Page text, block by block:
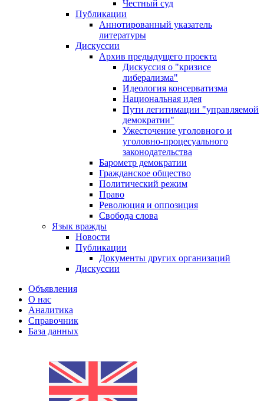
Честный суд
Публикации
Аннотированный указатель
литературы
Дискуссии
Архив предыдущего проекта
Дискуссия о "кризисе
либерализма"
Идеология консерватизма
Национальная идея
Пути легитимации "управляемой
демократии"
Ужесточение уголовного и
уголовно-процесуального
законодательства
Барометр демократии
Гражданское общество
Политический режим
Право
Революция и оппозиция
Свобода слова
Язык вражды
Новости
Публикации
Документы других организаций
Дискуссии
Объявления
О нас
Аналитика
Справочник
База данных